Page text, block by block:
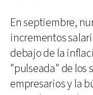
En septiembre,
incrementos
debajo de la
"pulseada" de los
empresarios y la